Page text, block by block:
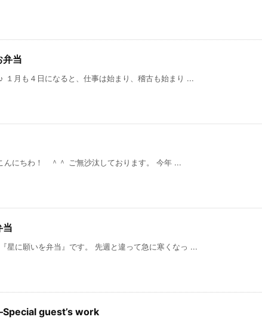
弁当
も４日になると、仕事は始まり、稽古も始まり ...
＾＾ ご無沙汰しております。 今年 ...
当
星に願いを弁当』です。 先週と違って急に寒くなっ ...
guest’s work